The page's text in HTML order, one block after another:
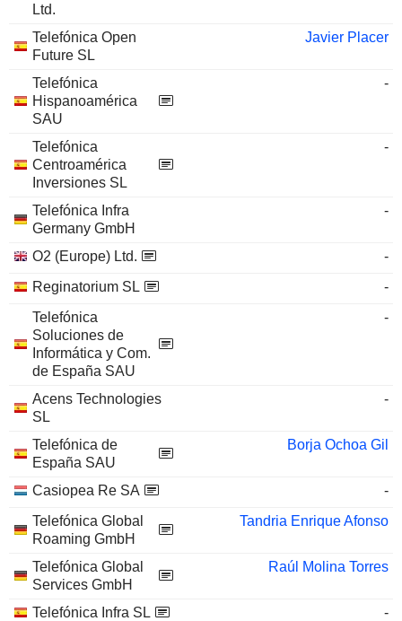
Ltd.
Telefónica Open
Future SL
Javier Placer
Telefónica
Hispanoamérica
SAU
-
Telefónica
Centroamérica
Inversiones SL
-
Telefónica Infra
Germany GmbH
-
O2 (Europe) Ltd.
-
Reginatorium SL
-
Telefónica
Soluciones de
Informática y Com.
de España SAU
-
Acens Technologies
SL
-
Telefónica de
España SAU
Borja Ochoa Gil
Casiopea Re SA
-
Telefónica Global
Roaming GmbH
Tandria Enrique Afonso
Telefónica Global
Services GmbH
Raúl Molina Torres
Telefónica Infra SL
-